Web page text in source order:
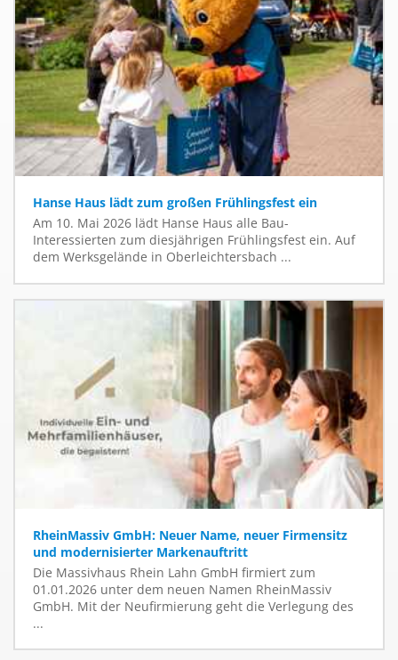
Hanse Haus lädt zum großen Frühlingsfest ein
Am 10. Mai 2026 lädt Hanse Haus alle Bau-
Interessierten zum diesjährigen Frühlingsfest ein. Auf
dem Werksgelände in Oberleichtersbach ...
RheinMassiv GmbH: Neuer Name, neuer Firmensitz
und modernisierter Markenauftritt
Die Massivhaus Rhein Lahn GmbH firmiert zum
01.01.2026 unter dem neuen Namen RheinMassiv
GmbH. Mit der Neufirmierung geht die Verlegung des
...